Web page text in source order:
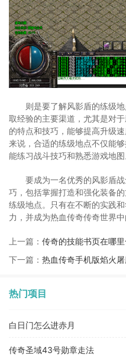
则是要了解风影盾的练级
取经验的主要渠道，尤其是对
的特点和技巧，能够提高升级
来说，合适的练级地点不仅能
能练习战斗技巧和熟悉游戏地图
要成为一名优秀的风影盾
巧，包括掌握打造和强化装备
练级地点。只有在不断的实践
力，并成为热血传奇传奇世界中
上一篇： 传奇的技能书页在哪
下一篇： 热血传奇手机版焰火
热门项目
白日门怎么进赤月
传奇圣域43号勋章走法